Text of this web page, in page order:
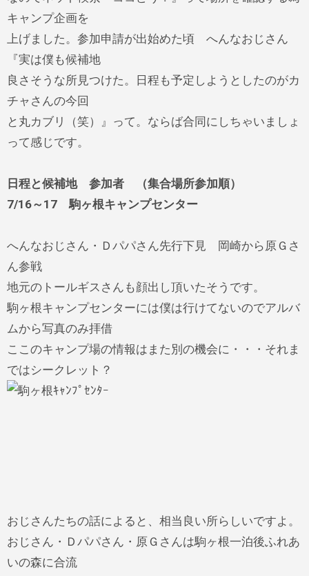
キャンプ企画を
上げました。参加申請が出始めた頃 へんなおじさん
『実は僕も候補地
良さそうな所見つけた。日程も予定しようとしたのがカ
チャさんの今回
と丸カブリ（笑）』って。ならば合同にしちゃいましょ
って感じです。
日程と候補地 参加者 （集合場所参加順）
7/16～17 駒ヶ根キャンプセンター
へんなおじさん・Ｄパパさん先行下見 岡崎から原Ｇさ
ん参戦
地元のトールギスさんも顔出し頂いたそうです。
駒ヶ根キャンプセンターには僕は行けてないのでアルバ
ムから写真のみ拝借
ここのキャンプ場の情報はまた別の機会に・・・それま
ではシークレット？
おじさんたちの話によると、相当良い所らしいですよ。
おじさん・Ｄパパさん・原Ｇさんは駒ヶ根一泊後ふれあ
いの森に合流